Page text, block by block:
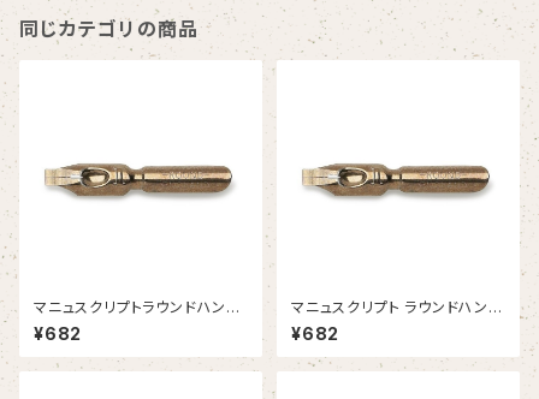
同じカテゴリの商品
マニュスクリプトラウンドハンド
１ 3.15mm 2本入
¥682
マニュスクリプト ラウンドハンド
0 3.75mm 2本入
¥682